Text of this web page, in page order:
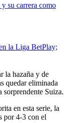
su carrera como
la Liga BetPlay;
la hazaña y de
quedar eliminada
sorprendente Suiza.
en esta serie, la
por 4-3 con el